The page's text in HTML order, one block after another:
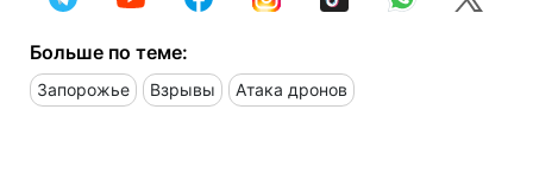
Больше по теме:
Запорожье Взрывы Атака дронов